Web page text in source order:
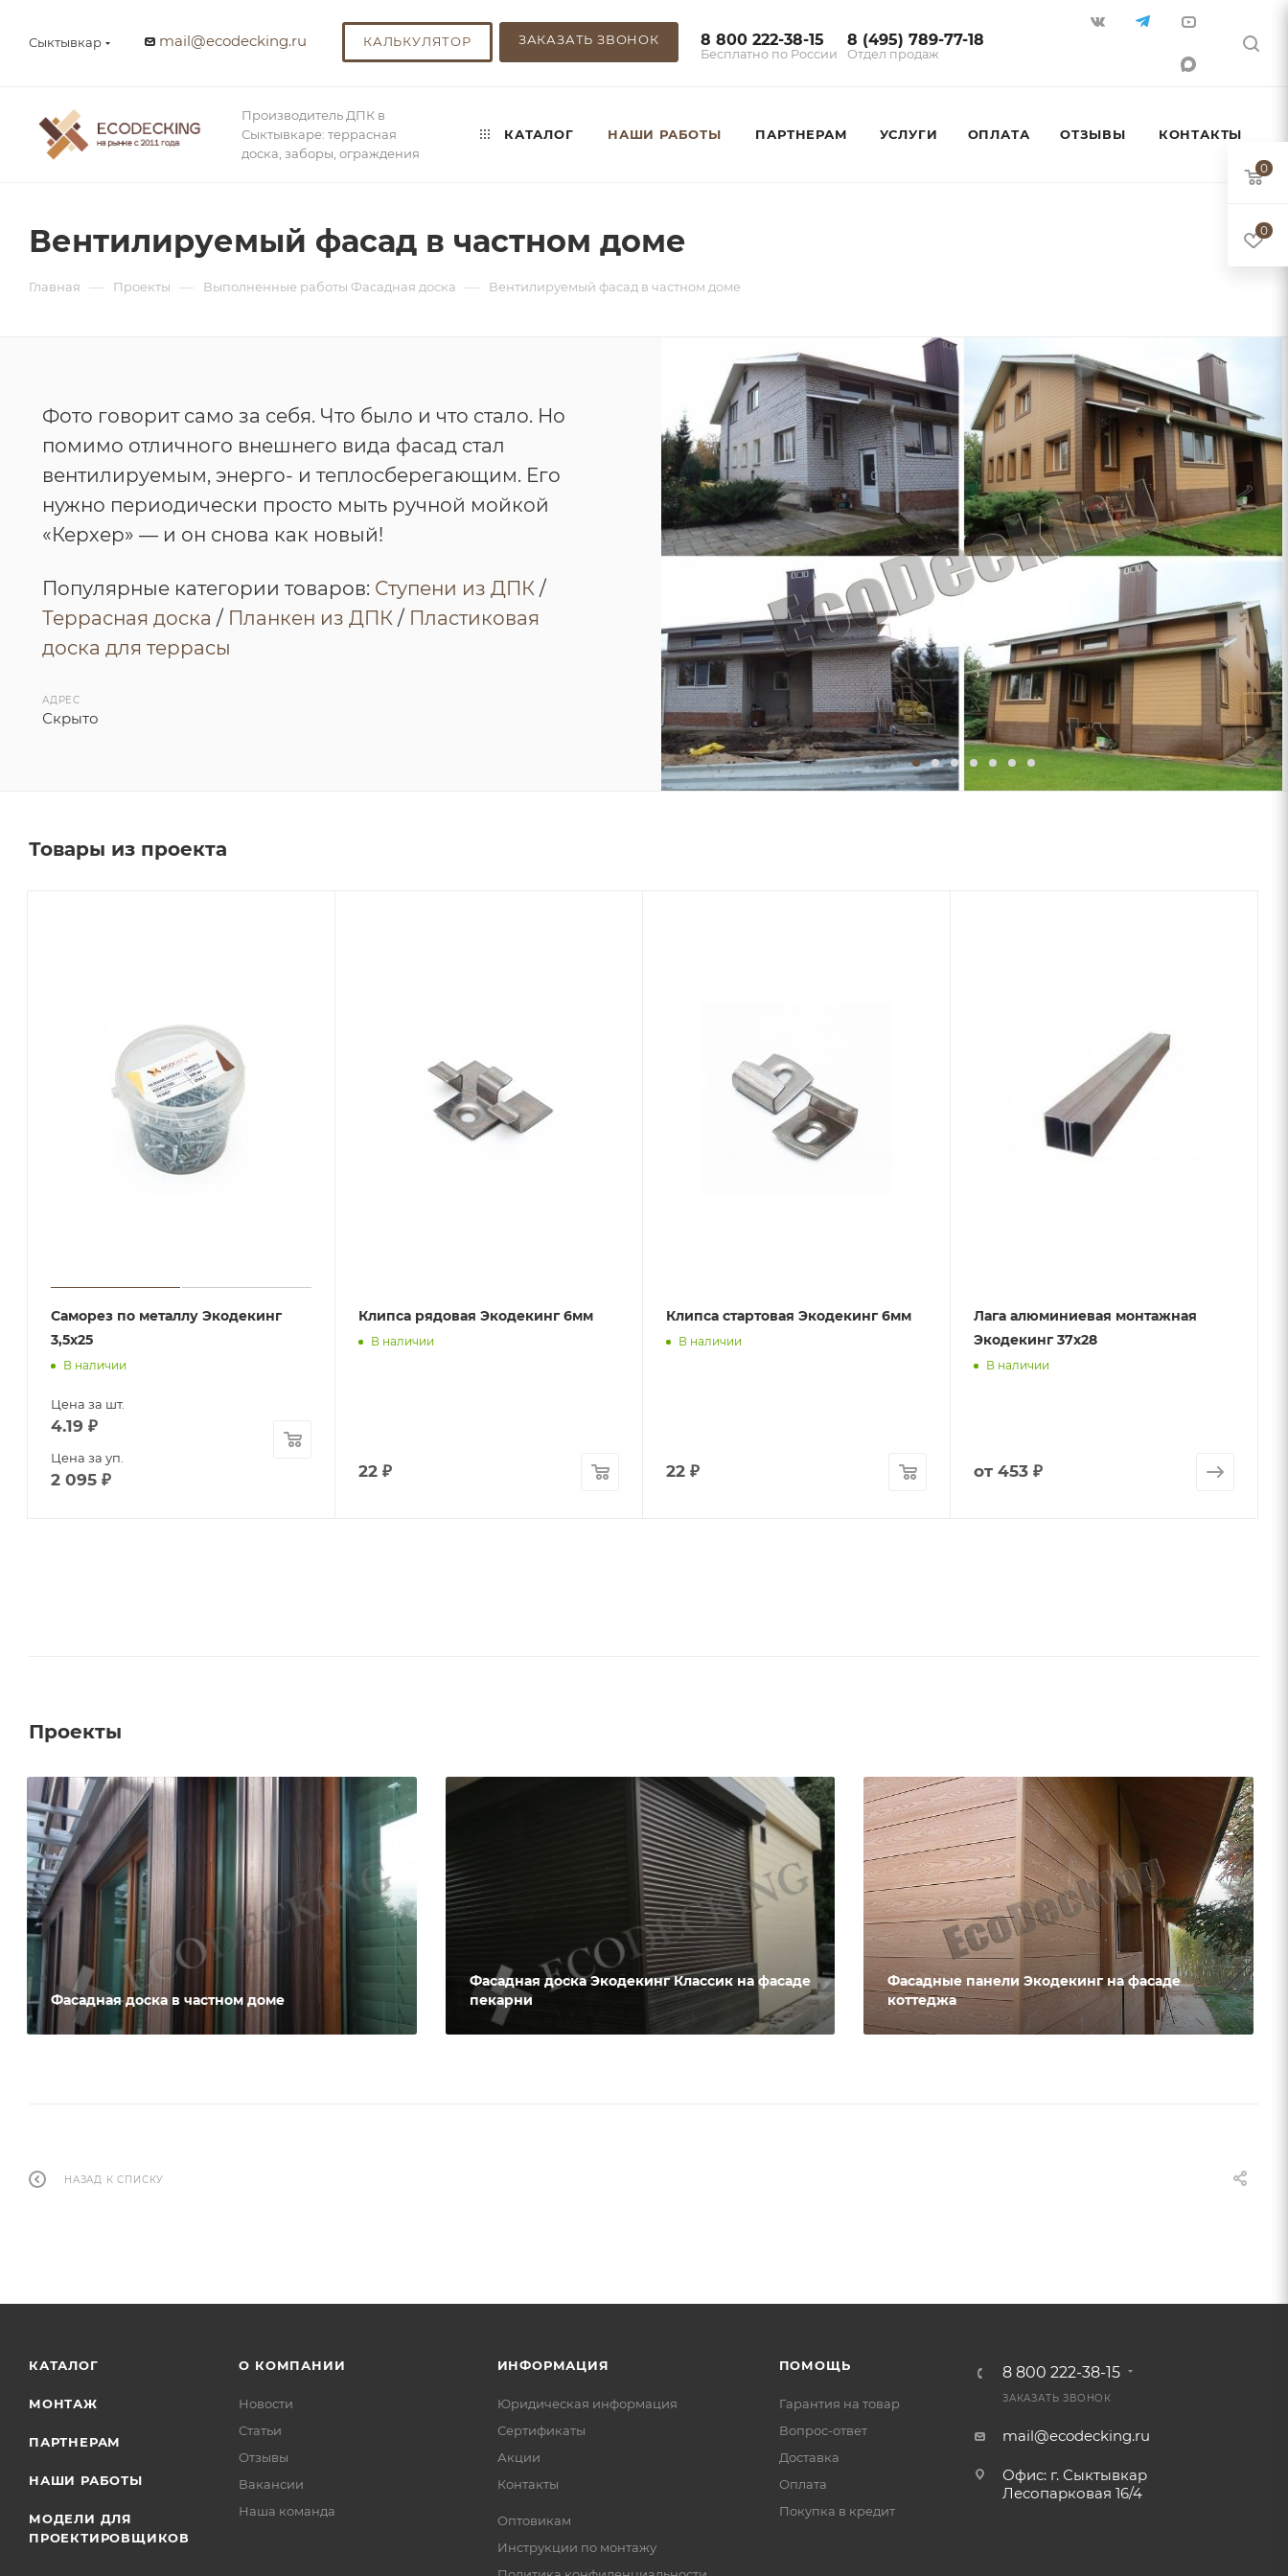
Сыктывкар mail@ecodecking.ru КАЛЬКУЛЯТОР ЗАКАЗАТЬ ЗВОНОК 8 800 222-38-15
Бесплатно по России
8 (495) 789-77-18
Отдел продаж
Производитель ДПК в
Сыктывкаре: террасная
доска, заборы, ограждения
КАТАЛОГ НАШИ РАБОТЫ ПАРТНЕРАМ УСЛУГИ ОПЛАТА ОТЗЫВЫ КОНТАКТЫ
Вентилируемый фасад в частном доме
Главная — Проекты — Выполненные работы Фасадная доска — Вентилируемый фасад в частном доме
Фото говорит само за себя. Что было и что стало. Но
помимо отличного внешнего вида фасад стал
вентилируемым, энерго- и теплосберегающим. Его
нужно периодически просто мыть ручной мойкой
«Керхер» — и он снова как новый!
Популярные категории товаров: Ступени из ДПК /
Террасная доска / Планкен из ДПК / Пластиковая
доска для террасы
АДРЕС
Скрыто
Товары из проекта
Саморез по металлу Экодекинг
3,5х25
В наличии
Цена за шт.
4.19 ₽
Цена за уп.
2 095 ₽
Клипса рядовая Экодекинг 6мм
В наличии
22 ₽
Клипса стартовая Экодекинг 6мм
В наличии
22 ₽
Лага алюминиевая монтажная
Экодекинг 37х28
В наличии
от 453 ₽
Проекты
Фасадная доска в частном доме
Фасадная доска Экодекинг Классик на фасаде
пекарни
Фасадные панели Экодекинг на фасаде
коттеджа
НАЗАД К СПИСКУ
КАТАЛОГ
МОНТАЖ
ПАРТНЕРАМ
НАШИ РАБОТЫ
МОДЕЛИ ДЛЯ
ПРОЕКТИРОВЩИКОВ
О КОМПАНИИ
Новости
Статьи
Отзывы
Вакансии
Наша команда
ИНФОРМАЦИЯ
Юридическая информация
Сертификаты
Акции
Контакты
Оптовикам
Инструкции по монтажу
ПОМОЩЬ
Гарантия на товар
Вопрос-ответ
Доставка
Оплата
Покупка в кредит
8 800 222-38-15
ЗАКАЗАТЬ ЗВОНОК
mail@ecodecking.ru
Офис: г. Сыктывкар
Лесопарковая 16/4
0
0